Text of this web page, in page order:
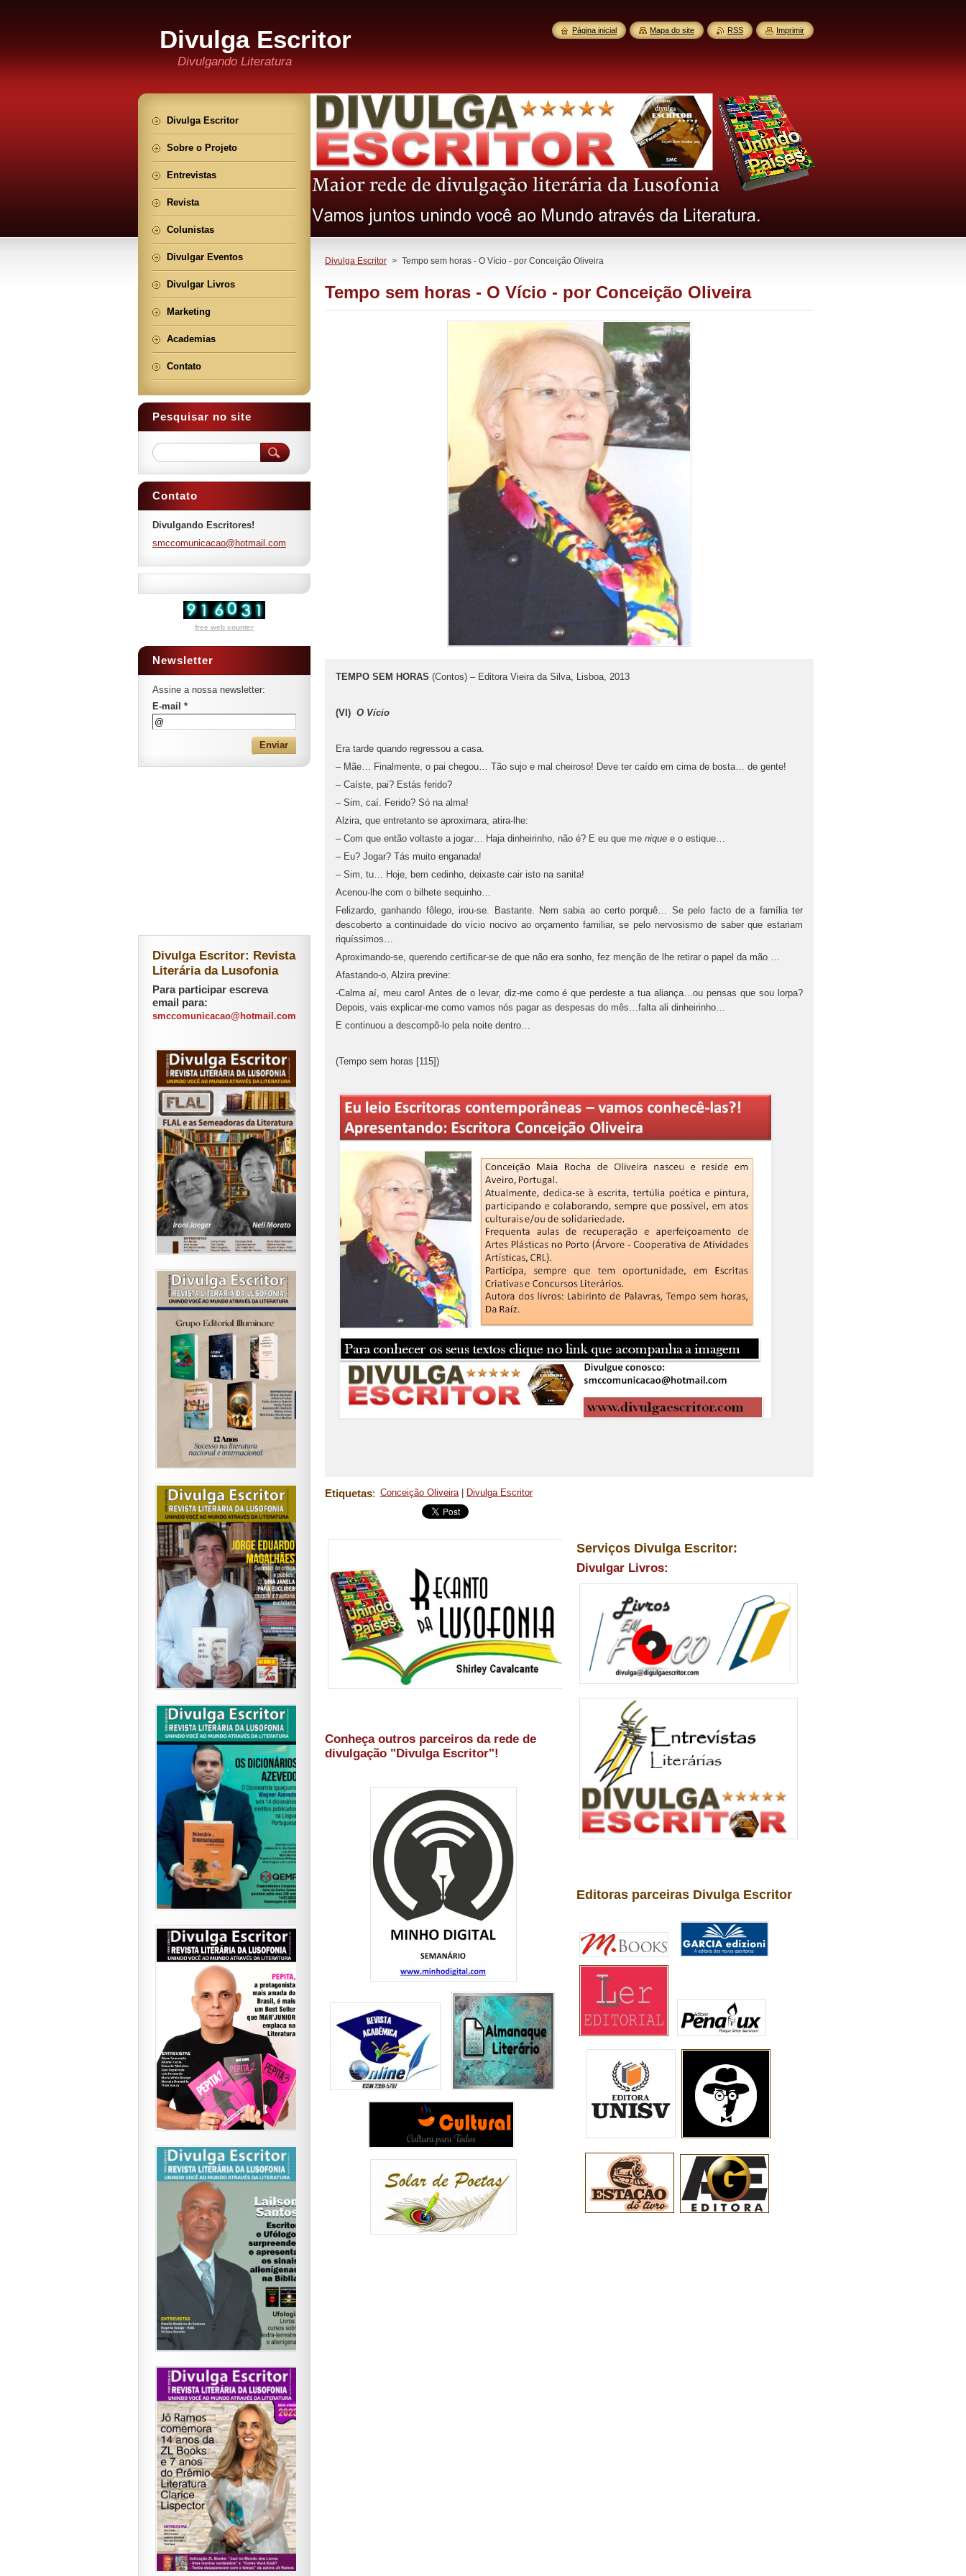
Divulga Escritor
Divulgando Literatura
Divulga Escritor > Tempo sem horas - O Vício - por Conceição Oliveira
Tempo sem horas - O Vício - por Conceição Oliveira
TEMPO SEM HORAS (Contos) – Editora Vieira da Silva, Lisboa, 2013
(VI) O Vício
Era tarde quando regressou a casa.
– Mãe… Finalmente, o pai chegou… Tão sujo e mal cheiroso! Deve ter caído em cima de bosta… de gente!
– Caíste, pai? Estás ferido?
– Sim, caí. Ferido? Só na alma!
Alzira, que entretanto se aproximara, atira‑lhe:
– Com que então voltaste a jogar… Haja dinheirinho, não é? E eu que me nique e o estique…
– Eu? Jogar? Tás muito enganada!
– Sim, tu… Hoje, bem cedinho, deixaste cair isto na sanita!
Acenou‑lhe com o bilhete sequinho…
Felizardo, ganhando fôlego, irou‑se. Bastante. Nem sabia ao certo porquê… Se pelo facto de a família ter
descoberto a continuidade do vício nocivo ao orçamento familiar, se pelo nervosismo de saber que estariam
riquíssimos…
Aproximando‑se, querendo certificar‑se de que não era sonho, fez menção de lhe retirar o papel da mão …
Afastando‑o, Alzira previne:
‑Calma aí, meu caro! Antes de o levar, diz‑me como é que perdeste a tua aliança…ou pensas que sou lorpa?
Depois, vais explicar‑me como vamos nós pagar as despesas do mês…falta ali dinheirinho…
E continuou a descompô‑lo pela noite dentro…
(Tempo sem horas [115])
Etiquetas: Conceição Oliveira Divulga Escritor
Conheça outros parceiros da rede de
divulgação "Divulga Escritor"!
Serviços Divulga Escritor:
Divulgar Livros:
Editoras parceiras Divulga Escritor
Divulga Escritor
Sobre o Projeto
Entrevistas
Revista
Colunistas
Divulgar Eventos
Divulgar Livros
Marketing
Academias
Contato
Pesquisar no site
Contato
Divulgando Escritores!
smccomunicacao@hotmail.com
free web counter
Newsletter
Assine a nossa newsletter:
E-mail *
Divulga Escritor: Revista
Literária da Lusofonia
Para participar escreva
email para:
smccomunicacao@hotmail.com
Página inicial Mapa do site RSS Imprimir